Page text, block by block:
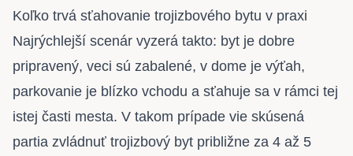
Koľko trvá sťahovanie trojizbového bytu v praxi
Najrýchlejší scenár vyzerá takto: byt je dobre
pripravený, veci sú zabalené, v dome je výťah,
parkovanie je blízko vchodu a sťahuje sa v rámci tej
istej časti mesta. V takom prípade vie skúsená
partia zvládnuť trojizbový byt približne za 4 až 5